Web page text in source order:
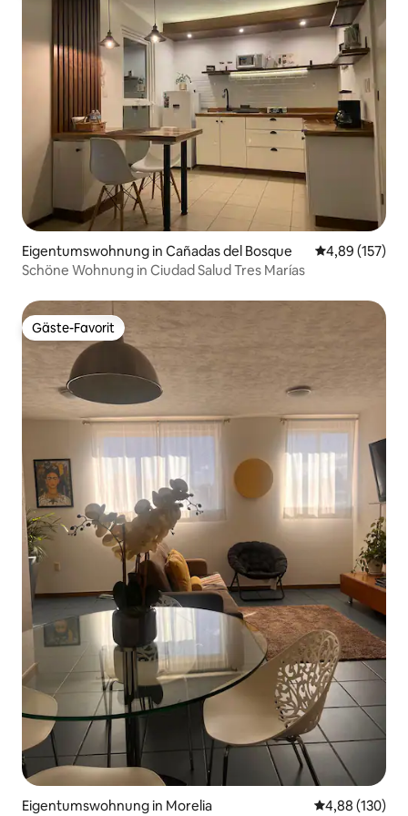
Eigentumswohnung in Cañadas del Bosque
4,89 (157)
Schöne Wohnung in Ciudad Salud Tres Marías
Gäste-Favorit
Gäste-Favorit
Eigentumswohnung in Morelia
4,88 (130)